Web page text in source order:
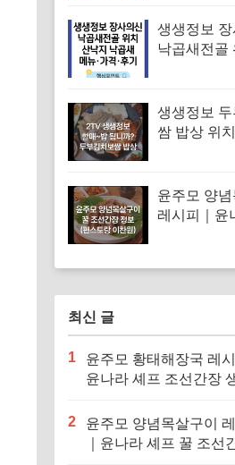
생생정보
낙곱새전골
뉴·가격·후
생생정보
쌈 밥상 위
밥됩니까)
윤주모 양
레시피｜윤
최신 글
1
윤주모 황태해장국 레
윤나라 셰프 조선간장
2
윤주모 양념목살구이
｜윤나라 셰프 꿀 조선